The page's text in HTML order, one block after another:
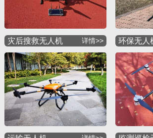
灾后搜救无人机 详情>> 环保无人